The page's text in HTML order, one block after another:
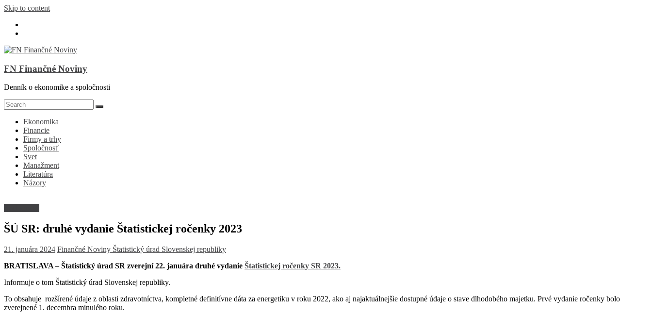
Skip to content
FN Finančné Noviny
Denník o ekonomike a spoločnosti
Ekonomika
Financie
Firmy a trhy
Spoločnosť
Svet
Manažment
Literatúra
Názory
ŠÚ SR: druhé vydanie Štatistickej ročenky 2023
21. januára 2024 Finančné Noviny Štatistický úrad Slovenskej republiky
BRATISLAVA – Štatistický úrad SR zverejní 22. januára druhé vydanie Štatistickej ročenky SR 2023.
Informuje o tom Štatistický úrad Slovenskej republiky.
To obsahuje rozšírené údaje z oblasti zdravotníctva, kompletné definitívne dáta za energetiku v roku 2022, ako aj najaktuálnejšie dostupné údaje o stave dlhodobého majetku. Prvé vydanie ročenky bolo
zverejnené 1. decembra minulého roku.